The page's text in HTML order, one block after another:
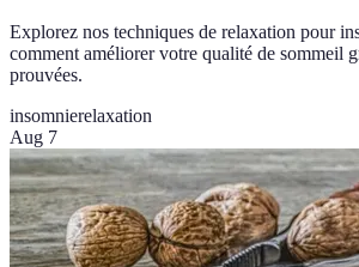
Explorez nos techniques de relaxation pour
comment améliorer votre qualité de sommeil
prouvées.
insomnierelaxation
Aug 7